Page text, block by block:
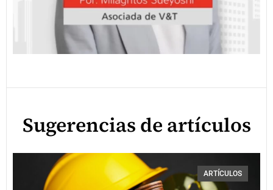
Sugerencias de artículos
ARTÍCULOS